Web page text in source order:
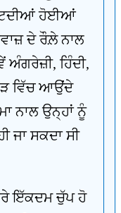
ਹੋਈਆਂ
ਦੇ ਰੌਲ਼ੇ ਨਾਲ
ਹਿੰਦੀ,
ਵਿੱਚ ਆਉਂਦੇ
ਨਾਲ ਉਨ੍ਹਾਂ ਨੂੰ
ਜਾ ਸਕਦਾ ਸੀ
ਇੱਕਦਮ ਚੁੱਪ ਹੋ